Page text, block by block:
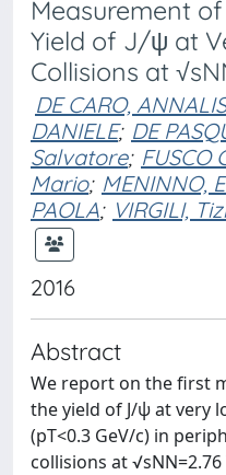
Measurement
Yield of J/ψ at
Collisions at
DE CARO,
DANIELE; DE
Salvatore; FUSCO
Mario; MENINNO,
PAOLA; VIRGILI,
2016
Abstract
We report on the first
the yield of J/ψ at very
(pT<0.3 GeV/c) in
collisions at